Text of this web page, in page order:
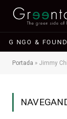
G NGO &
Portada » Jimmy